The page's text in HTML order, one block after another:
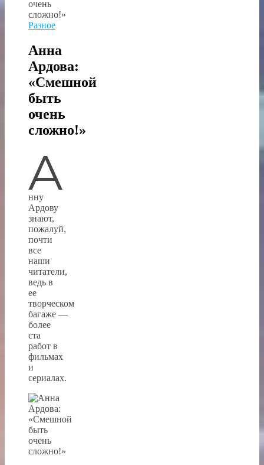
Разное
Анна
Ардова:
«Смешной
быть
очень
сложно!»
А
нну
Ардову
знают,
пожалуй,
почти
все
наши
читатели,
ведь в
ее
творческом
багаже —
более
ста
работ в
фильмах
и
сериалах.